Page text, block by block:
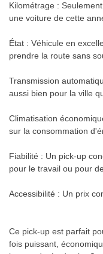
Kilométrage :
une voiture de cette
État : Véhicule en
prendre la route sans
Transmission
aussi bien pour la ville
Climatisation
sur la consommation
Fiabilité : Un pick-up
pour le travail ou pour
Accessibilité : Un prix
Ce pick-up est parfait
fois puissant,